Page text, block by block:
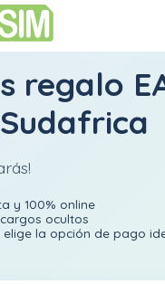
regalo
y 100% online
ocultos
elige la opción de pago